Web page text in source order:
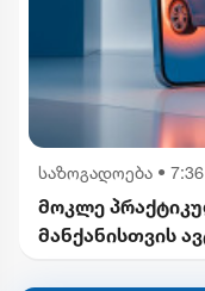
საზოგადოება • 7:36
მოკლე
მანქანისთვის